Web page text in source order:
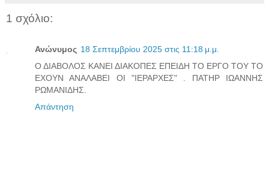
1 σχόλιο:
Ανώνυμος 18 Σεπτεμβρίου 2025 στις 11:18 μ.μ.
Ο ΔΙΑΒΟΛΟΣ ΚΑΝΕΙ ΔΙΑΚΟΠΕΣ ΕΠΕΙΔΗ ΤΟ ΕΡΓΟ ΤΟΥ ΤΟ
ΕΧΟΥΝ ΑΝΑΛΑΒΕΙ ΟΙ "ΙΕΡΑΡΧΕΣ" . ΠΑΤΗΡ ΙΩΑΝΝΗΣ
ΡΩΜΑΝΙΔΗΣ.
Απάντηση